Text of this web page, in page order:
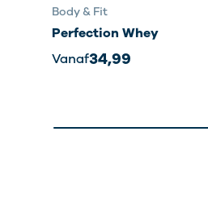
Body & Fit
Perfection Whey
Vanaf34,99